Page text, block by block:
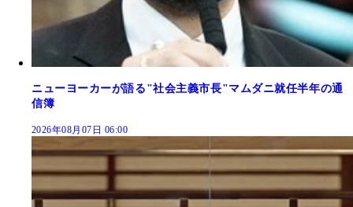
ニューヨーカーが語る"社会主義市長"マムダニ就任半年の通
信簿
2026年08月07日 06:00